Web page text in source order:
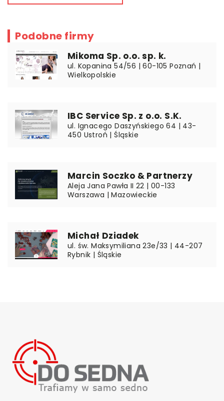
Podobne firmy
Mikoma Sp. o.o. sp. k.
ul. Kopanina 54/56 | 60-105 Poznań |
Wielkopolskie
IBC Service Sp. z o.o. S.K.
ul. Ignacego Daszyńskiego 64 | 43-
450 Ustroń | Śląskie
Marcin Soczko & Partnerzy
Aleja Jana Pawła II 22 | 00-133
Warszawa | Mazowieckie
Michał Dziadek
ul. św. Maksymiliana 23e/33 | 44-207
Rybnik | Śląskie